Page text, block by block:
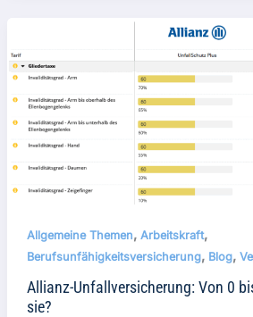
Allgemeine Themen, Arbeitskraft,
Berufsunfähigkeitsversicherung, Blog,
Allianz-Unfallversicherung: Von 0
sie?